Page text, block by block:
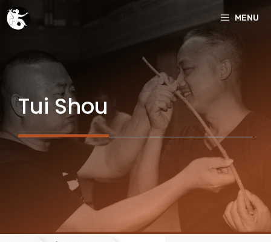
Aller
au
MENU
Tui Shou